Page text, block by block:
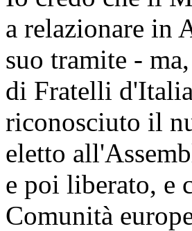
a relazionare in
suo tramite -
di Fratelli
riconosciuto il
eletto
e poi liberato, e
Comunità